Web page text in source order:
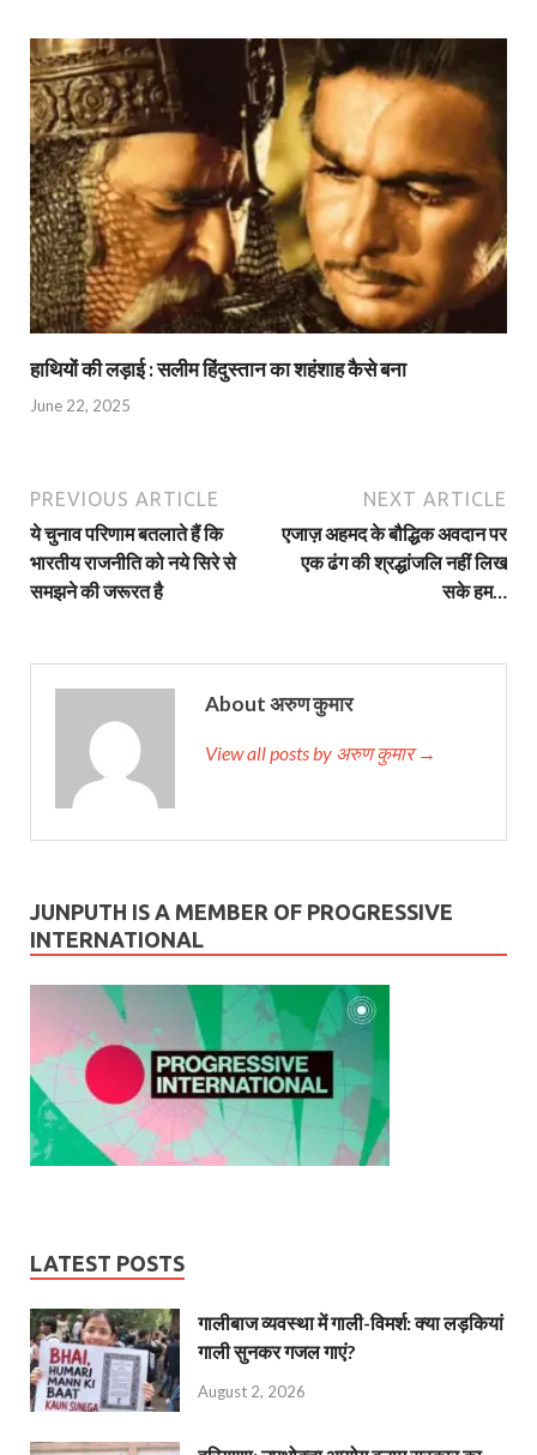
हाथियों की लड़ाई : सलीम हिंदुस्तान का शहंशाह कैसे बना
June 22, 2025
PREVIOUS ARTICLE
ये चुनाव परिणाम बतलाते हैं कि
भारतीय राजनीति को नये सिरे से
समझने की जरूरत है
NEXT ARTICLE
एजाज़ अहमद के बौद्धिक अवदान पर
एक ढंग की श्रद्धांजलि नहीं लिख
सके हम…
About अरुण कुमार
View all posts by अरुण कुमार →
JUNPUTH IS A MEMBER OF PROGRESSIVE
INTERNATIONAL
LATEST POSTS
गालीबाज व्‍यवस्‍था में गाली-विमर्श: क्या लड़कियां
गाली सुनकर गजल गाएं?
August 2, 2026